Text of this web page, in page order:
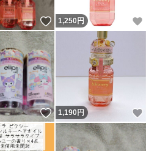
いいね！
1,250 円
いいね！
1,190円